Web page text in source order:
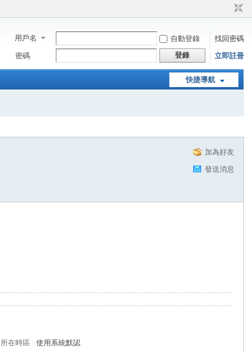
用戶名 自動登錄
找回密碼
密碼
登錄 立即註冊
快捷導航
加為好友
發送消息
所在時區 使用系統默認